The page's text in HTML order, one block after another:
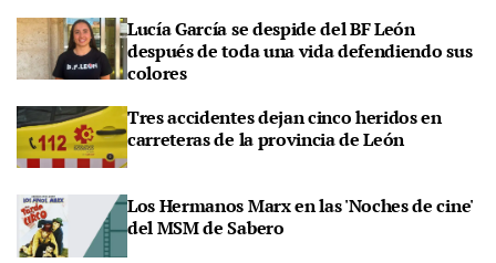
Lucía García se despide del BF León
después de toda una vida defendiendo sus
colores
Tres accidentes dejan cinco heridos en
carreteras de la provincia de León
Los Hermanos Marx en las 'Noches de cine'
del MSM de Sabero